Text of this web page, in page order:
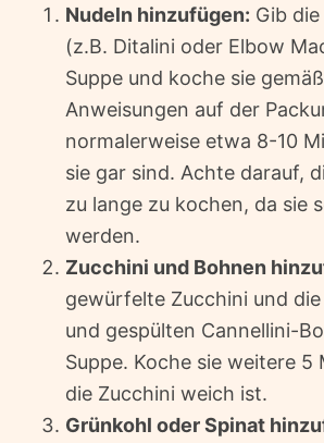
Nudeln hinzufügen: Gib
(z.B. Ditalini oder Elbow
Suppe und koche sie
Anweisungen auf der
normalerweise etwa 8-10
sie gar sind. Achte darauf,
zu lange zu kochen, da sie
werden.
Zucchini und Bohnen
gewürfelte Zucchini und
und gespülten Cannellini-
Suppe. Koche sie weitere 5
die Zucchini weich ist.
Grünkohl oder Spinat